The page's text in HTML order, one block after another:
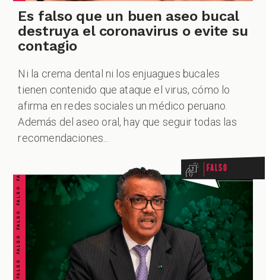
Es falso que un buen aseo bucal
destruya el coronavirus o evite su
contagio
Ni la crema dental ni los enjuagues bucales
tienen contenido que ataque el virus, cómo lo
afirma en redes sociales un médico peruano.
Además del aseo oral, hay que seguir todas las
recomendaciones...
FALSO FALSO FALSO FALSO FALSO FALSO FALSO Falso